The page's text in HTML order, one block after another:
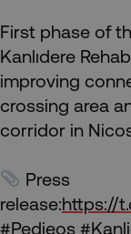
First phase of
Kanlıdere
improving
crossing area
corridor in
Press
release:https://
#Pedieos